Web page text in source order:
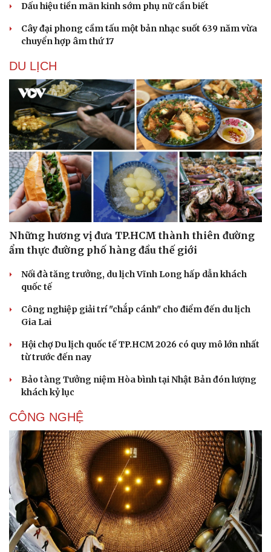
Dấu hiệu tiền mãn kinh sớm phụ nữ cần biết
Cây đại phong cầm tấu một bản nhạc suốt 639 năm vừa
chuyển hợp âm thứ 17
DU LỊCH
Những hương vị đưa TP.HCM thành thiên đường
ẩm thực đường phố hàng đầu thế giới
Nối đà tăng trưởng, du lịch Vĩnh Long hấp dẫn khách
quốc tế
Công nghiệp giải trí "chắp cánh" cho điểm đến du lịch
Gia Lai
Hội chợ Du lịch quốc tế TP.HCM 2026 có quy mô lớn nhất
từ trước đến nay
Bảo tàng Tưởng niệm Hòa bình tại Nhật Bản đón lượng
khách kỷ lục
CÔNG NGHỆ